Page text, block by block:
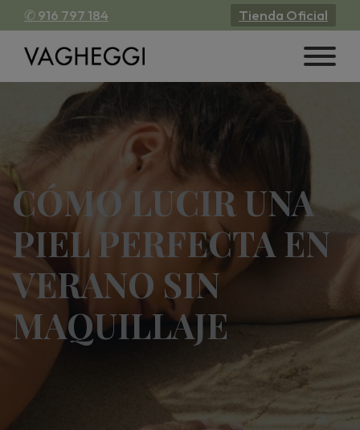
✆ 916 797 184 Tienda Oficial
CÓMO LUCIR UNA
PIEL PERFECTA EN
VERANO SIN
MAQUILLAJE